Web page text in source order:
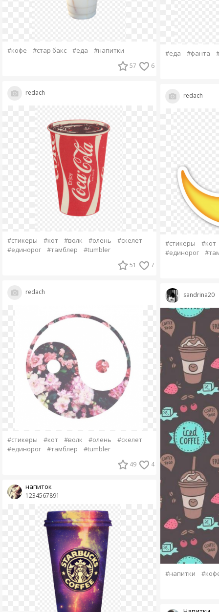
#кофе #стар бакс #еда #напитки
57 6
redach
#стикеры #кот #волк #олень
#скелет
#единорог
#тамблер #tumbler
51 7
redach
#стикеры #кот #волк #олень
#скелет
#единорог
#тамблер #tumbler
49 4
1234567891
напиток
#еда #фанта
redach
#стикеры
#кот
#единорог
sandrina20
#напитки